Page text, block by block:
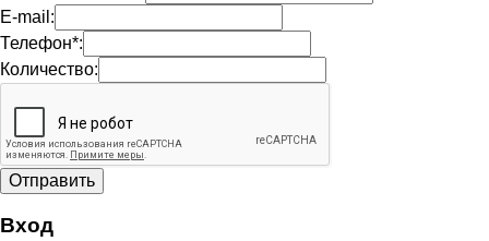
E-mail:
Телефон*:
Количество:
Вход